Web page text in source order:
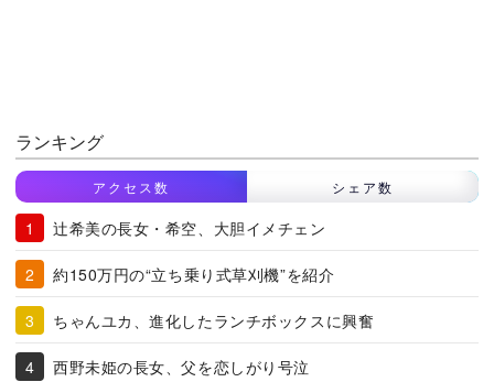
ランキング
アクセス数 シェア数
辻希美の長女・希空、大胆イメチェン
約150万円の“立ち乗り式草刈機”を紹介
ちゃんユカ、進化したランチボックスに興奮
西野未姫の長女、父を恋しがり号泣